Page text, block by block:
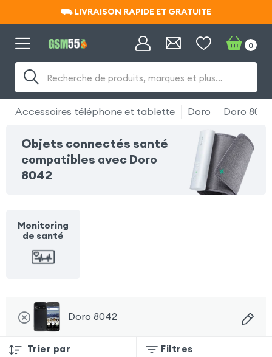
⛟ LIVRAISON RAPIDE ET GRATUITE
⛟ LIVRAISON RAPIDE ET GRATUITE
Recherche de produits, marques et plus…
0
Accessoires téléphone et tablette Doro Doro 8042
Objets connectés santé
compatibles avec Doro
8042
Monitoring
de santé
Doro 8042
Trier par Filtres